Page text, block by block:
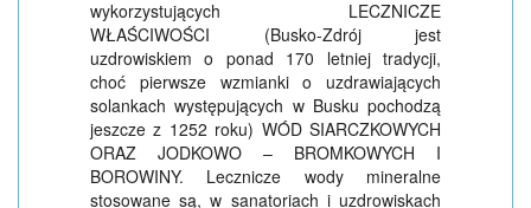
wykorzystujących LECZNICZE
WŁAŚCIWOŚCI (Busko-Zdrój jest
uzdrowiskiem o ponad 170 letniej tradycji,
choć pierwsze wzmianki o uzdrawiających
solankach występujących w Busku pochodzą
jeszcze z 1252 roku) WÓD SIARCZKOWYCH
ORAZ JODKOWO – BROMKOWYCH I
BOROWINY. Lecznicze wody mineralne
stosowane są, w sanatoriach i uzdrowiskach